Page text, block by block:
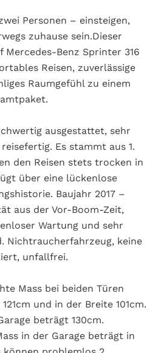
Personen – einsteigen,
zuhause sein.Dieser
Mercedes-Benz Sprinter 316
Reisen, zuverlässige
Raumgefühl zu einem
ausgestattet, sehr
Es stammt aus 1.
den Reisen stets trocken in
über eine lückenlose
Baujahr 2017 –
aus der Vor-Boom-Zeit,
Wartung und sehr
Nichtraucherfahrzeug, keine
unfallfrei.
Mass bei beiden Türen
und in der Breite 101cm.
beträgt 130cm.
in der Garage beträgt in